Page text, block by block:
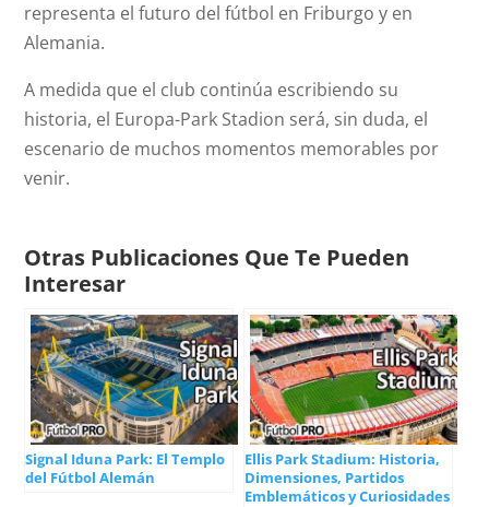
representa el futuro del fútbol en Friburgo y en
Alemania.
A medida que el club continúa escribiendo su
historia, el Europa-Park Stadion será, sin duda, el
escenario de muchos momentos memorables por
venir.
Otras Publicaciones Que Te Pueden
Interesar
Signal Iduna Park: El Templo
del Fútbol Alemán
Ellis Park Stadium: Historia,
Dimensiones, Partidos
Emblemáticos y Curiosidades